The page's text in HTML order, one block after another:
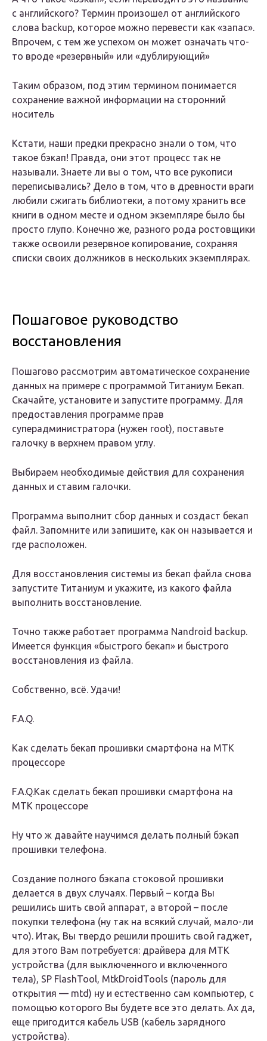
с английского? Термин произошел от английского
слова backup, которое можно перевести как «запас».
Впрочем, с тем же успехом он может означать что-
то вроде «резервный» или «дублирующий»
Таким образом, под этим термином понимается
сохранение важной информации на сторонний
носитель
Кстати, наши предки прекрасно знали о том, что
такое бэкап! Правда, они этот процесс так не
называли. Знаете ли вы о том, что все рукописи
переписывались? Дело в том, что в древности враги
любили сжигать библиотеки, а потому хранить все
книги в одном месте и одном экземпляре было бы
просто глупо. Конечно же, разного рода ростовщики
также освоили резервное копирование, сохраняя
списки своих должников в нескольких экземплярах.
Пошаговое руководство
восстановления
Пошагово рассмотрим автоматическое сохранение
данных на примере с программой Титаниум Бекап.
Скачайте, установите и запустите программу. Для
предоставления программе прав
суперадминистратора (нужен root), поставьте
галочку в верхнем правом углу.
Выбираем необходимые действия для сохранения
данных и ставим галочки.
Программа выполнит сбор данных и создаст бекап
файл. Запомните или запишите, как он называется и
где расположен.
Для восстановления системы из бекап файла снова
запустите Титаниум и укажите, из какого файла
выполнить восстановление.
Точно также работает программа Nandroid backup.
Имеется функция «быстрого бекап» и быстрого
восстановления из файла.
Собственно, всё. Удачи!
F.A.Q.
Как сделать бекап прошивки смартфона на MTK
процессоре
F.A.Q.Как сделать бекап прошивки смартфона на
MTK процессоре
Ну что ж давайте научимся делать полный бэкап
прошивки телефона.
Создание полного бэкапа стоковой прошивки
делается в двух случаях. Первый – когда Вы
решились шить свой аппарат, а второй – после
покупки телефона (ну так на всякий случай, мало-ли
что). Итак, Вы твердо решили прошить свой гаджет,
для этого Вам потребуется: драйвера для MTK
устройства (для выключенного и включенного
тела), SP FlashTool, MtkDroidTools (пароль для
открытия — mtd) ну и естественно сам компьютер, с
помощью которого Вы будете все это делать. Ах да,
еще пригодится кабель USB (кабель зарядного
устройства).